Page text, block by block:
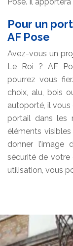
Pour un
AF Pose
Avez-vous un
Le Roi ? AF
pourrez vous
choix, alu, bois
autoporté, il
portail dans les
éléments
donner
sécurité de votre
utilisation, vous